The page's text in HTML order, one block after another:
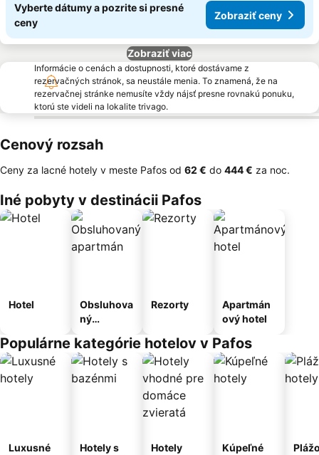
Vyberte dátumy a pozrite si presné
ceny
Zobraziť ceny
Zobraziť viac
Informácie o cenách a dostupnosti, ktoré dostávame z
rezervačných stránok, sa neustále menia. To znamená, že na
rezervačnej stránke nemusíte vždy nájsť presne rovnakú ponuku,
ktorú ste videli na lokalite trivago.
Cenový rozsah
Ceny za lacné hotely v meste Pafos od ‎62 € do ‎444 € za noc.
Iné pobyty v destinácii Pafos
Hotel
Obsluhova
ný
Rezorty
Apartmán
ový hotel
Populárne kategórie hotelov v Pafos
Luxusné
Hotely s
Hotely
Kúpeľné